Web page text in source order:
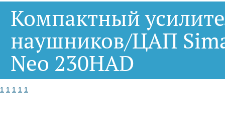
Компактный
наушников/ЦАП
Neo 230HAD
1 1 1 1 1